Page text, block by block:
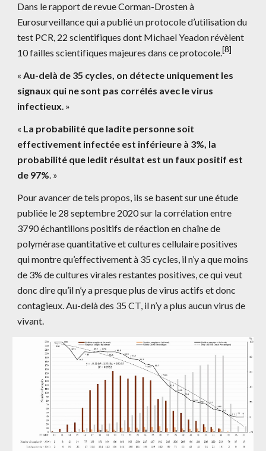
Dans le rapport de revue Corman-Drosten à
Eurosurveillance qui a publié un protocole d’utilisation du
test PCR, 22 scientifiques dont Michael Yeadon révèlent
10 failles scientifiques majeures dans ce protocole.[8]
« Au-delà de 35 cycles, on détecte uniquement les
signaux qui ne sont pas corrélés avec le virus
infectieux. »
« La probabilité que ladite personne soit
effectivement infectée est inférieure à 3%, la
probabilité que ledit résultat est un faux positif est
de 97%. »
Pour avancer de tels propos, ils se basent sur une étude
publiée le 28 septembre 2020 sur la corrélation entre
3790 échantillons positifs de réaction en chaîne de
polymérase quantitative et cultures cellulaire positives
qui montre qu’effectivement à 35 cycles, il n’y a que moins
de 3% de cultures virales restantes positives, ce qui veut
donc dire qu’il n’y a presque plus de virus actifs et donc
contagieux. Au-delà des 35 CT, il n’y a plus aucun virus de
vivant.